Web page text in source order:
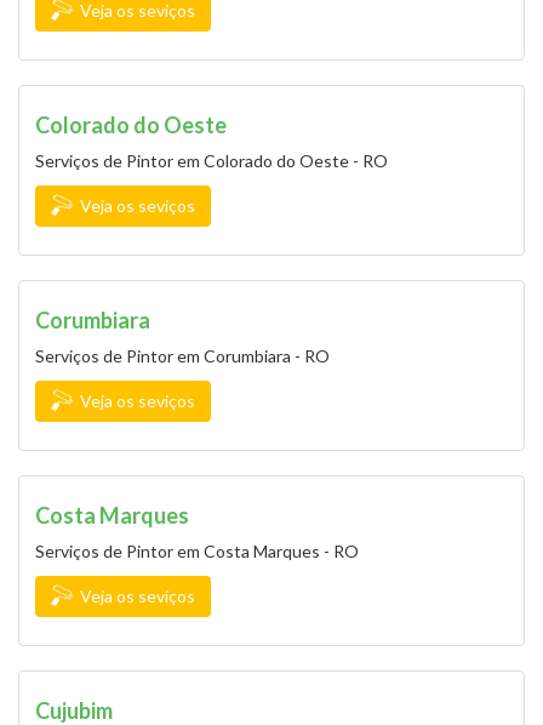
Veja os seviços
Colorado do Oeste
Serviços de Pintor em Colorado do Oeste - RO
Veja os seviços
Corumbiara
Serviços de Pintor em Corumbiara - RO
Veja os seviços
Costa Marques
Serviços de Pintor em Costa Marques - RO
Veja os seviços
Cujubim